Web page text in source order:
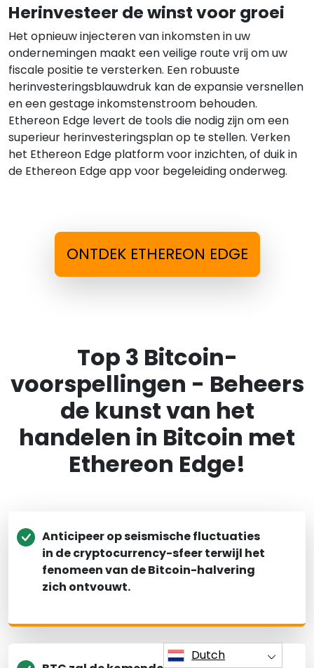
Herinvesteer de winst voor groei
Het opnieuw injecteren van inkomsten in uw
ondernemingen maakt een veilige route vrij om uw
fiscale positie te versterken. Een robuuste
herinvesteringsblauwdruk kan de expansie versnellen
en een gestage inkomstenstroom behouden.
Ethereon Edge levert de tools die nodig zijn om een
superieur herinvesteringsplan op te stellen. Verken
het Ethereon Edge platform voor inzichten, of duik in
de Ethereon Edge app voor begeleiding onderweg.
ONTDEK ETHEREON EDGE
Top 3 Bitcoin-
voorspellingen - Beheers
de kunst van het
handelen in Bitcoin met
Ethereon Edge!
Anticipeer op seismische fluctuaties
in de cryptocurrency-sfeer terwijl het
fenomeen van de Bitcoin-halvering
zich ontvouwt.
Dutch